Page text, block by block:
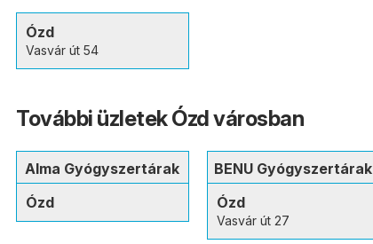
Ózd
Vasvár út 54
További üzletek Ózd városban
Alma Gyógyszertárak
Ózd
BENU Gyógyszertárak
Ózd
Vasvár út 27